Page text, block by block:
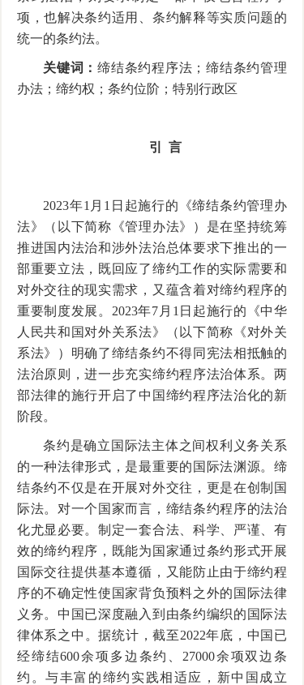
项，也解决条约适用、条约解释等实质问题的
统一的条约法。
关键词：缔结条约程序法；缔结条约管理
办法；缔约权；条约位阶；特别行政区
引 言
2023年1 月 1 日起施行的《缔结条约管理办
法》（以下简称《管理办法》）是在坚持统筹
推进国内法治和涉外法治总体要求下推出的一
部重要立法，既回应了缔约工作的实际需要和
对外交往的现实需求，又蕴含着对缔约程序的
重要制度发展。 2023年7 月 1 日起施行的《中华
人民共和国对外关系法》（以下简称《对外关
系法》）明确了缔结条约不得同宪法相抵触的
法治原则，进一步充实缔约程序法治体系。两
部法律的施行开启了中国缔约程序法治化的新
阶段。
条约是确立国际法主体之间权利义务关系
的一种法律形式，是最重要的国际法渊源。缔
结条约不仅是在开展对外交往，更是在创制国
际法。对一个国家而言，缔结条约程序的法治
化尤显必要。制定一套合法、科学、严谨、有
效的缔约程序，既能为国家通过条约形式开展
国际交往提供基本遵循，又能防止由于缔约程
序的不确定性使国家背负预料之外的国际法律
义务。中国已深度融入到由条约编织的国际法
律体系之中。据统计，截至2022年底，中国已
经缔结600余项多边条约、 27000余项双边条
约。与丰富的缔约实践相适应，新中国成立